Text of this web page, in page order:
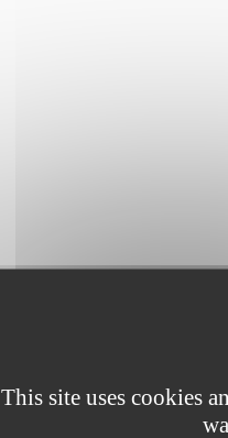
This site uses cookies